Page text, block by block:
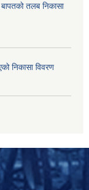
तलब निकासा
निकासा विवरण